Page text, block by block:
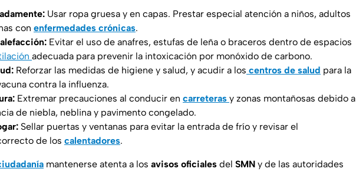
Usar ropa gruesa y en capas. Prestar especial atención a niños, adultos
con enfermedades crónicas.
Evitar el uso de anafres, estufas de leña o braceros dentro de espacios
adecuada para prevenir la intoxicación por monóxido de carbono.
Reforzar las medidas de higiene y salud, y acudir a los centros de salud para la
contra la influenza.
Extremar precauciones al conducir en carreteras y zonas montañosas debido a
de niebla, neblina y pavimento congelado.
Sellar puertas y ventanas para evitar la entrada de frío y revisar el
de los calentadores.
mantenerse atenta a los avisos oficiales del SMN y de las autoridades